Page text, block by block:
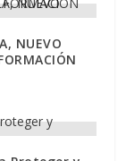
NUEVO